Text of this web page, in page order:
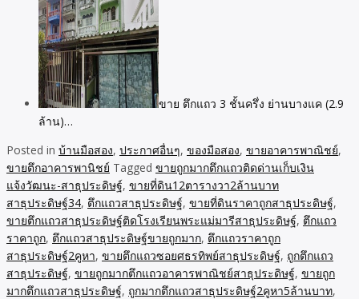
ขาย ตึกแถว 3 ชั้นครึ่ง ย่านบางแค (2.9
ล้าน)…
Posted in บ้านมือสอง, ประกาศอื่นๆ, ของมือสอง, ขายอาคารพาณิชย์,
ขายตึกอาคารพานิชย์ Tagged ขายถูกมากตึกแถวติดด่านเก็บเงิน
แจ้งวัฒนะ-สาธุประดิษฐ์, ขายที่ดิน12ตารางวา2ล้านบาท
สาธุประดิษฐ์34, ตึกแถวสาธุประดิษฐ์, ขายที่ดินราคาถูกสาธุประดิษฐ์,
ขายตึกแถวสาธุประดิษฐ์ติดโรงเรียนพระแม่มารีสาธุประดิษฐ์, ตึกแถว
ราคาถูก, ตึกแถวสาธุประดิษฐ์ขายถูกมาก, ตึกแถวราคาถูก
สาธุประดิษฐ์2คูหา, ขายตึกแถวซอยศธรทิพย์สาธุประดิษฐ์, ถูกตึกแถว
สาธุประดิษฐ์, ขายถูกมากตึกแถวอาคารพาณิชย์สาธุประดิษฐ์, ขายถูก
มากตึกแถวสาธุประดิษฐ์, ถูกมากตึกแถวสาธุประดิษฐ์2คูหา5ล้านบาท,